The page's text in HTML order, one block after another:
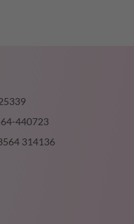
440723
314136